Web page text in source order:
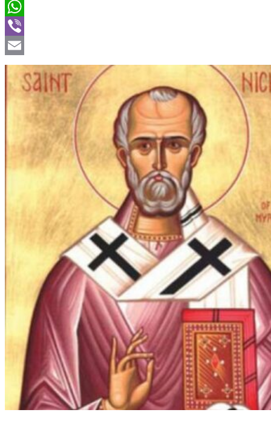
Twitter
WhatsApp
Viber
Email